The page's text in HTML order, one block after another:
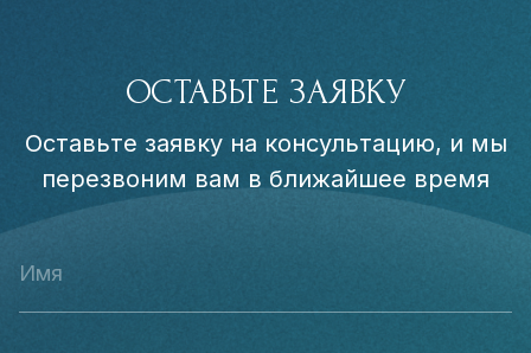
ОСТАВЬТЕ ЗАЯВКУ
Оставьте заявку на консультацию, и мы
перезвоним вам в ближайшее время